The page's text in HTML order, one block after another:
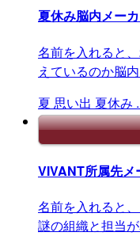
夏休み脳内メー
名前を入れると
えているのか脳
夏 思い出 夏休み
VIVANT所属先メ
名前を入れると
謎の組織と担当